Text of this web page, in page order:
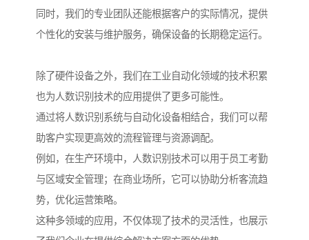
同时，我们的专业团队还能根据客户的实际情况，提供
个性化的安装与维护服务，确保设备的长期稳定运行。
除了硬件设备之外，我们在工业自动化领域的技术积累
也为人数识别技术的应用提供了更多可能性。
通过将人数识别系统与自动化设备相结合，我们可以帮
助客户实现更高效的流程管理与资源调配。
例如，在生产环境中，人数识别技术可以用于员工考勤
与区域安全管理；在商业场所，它可以协助分析客流趋
势，优化运营策略。
这种多领域的应用，不仅体现了技术的灵活性，也展示